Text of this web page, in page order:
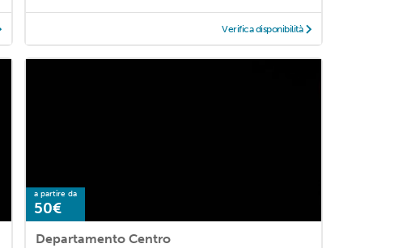
Verifica disponibilità
a partire da
50€
Departamento Centro